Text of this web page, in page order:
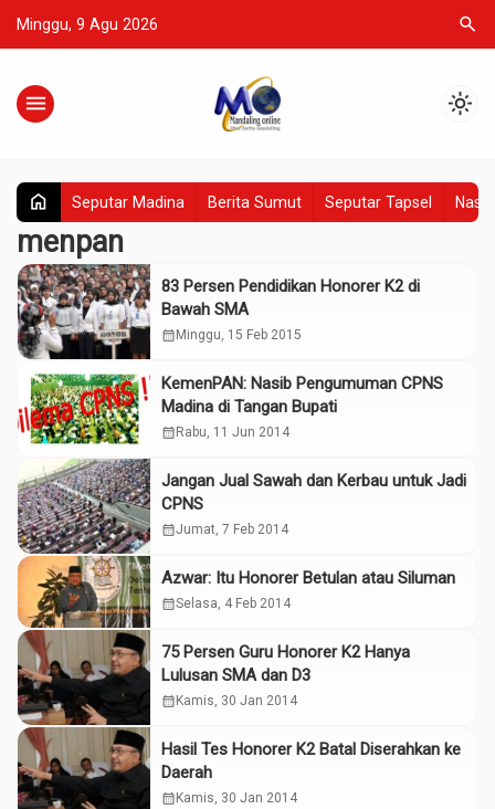
Minggu, 9 Agu 2026 search
menu light_mode
home Seputar Madina Berita Sumut Seputar Tapsel
menpan
83 Persen Pendidikan Honorer K2 di
Bawah SMA
calendar_month Minggu, 15 Feb 2015
KemenPAN: Nasib Pengumuman CPNS
Madina di Tangan Bupati
calendar_month Rabu, 11 Jun 2014
Jangan Jual Sawah dan Kerbau untuk Jadi
CPNS
calendar_monthJumat, 7 Feb 2014
Azwar: Itu Honorer Betulan atau Siluman
calendar_monthSelasa, 4 Feb 2014
75 Persen Guru Honorer K2 Hanya
Lulusan SMA dan D3
calendar_month Kamis, 30 Jan 2014
Hasil Tes Honorer K2 Batal Diserahkan ke
Daerah
calendar_month Kamis, 30 Jan 2014